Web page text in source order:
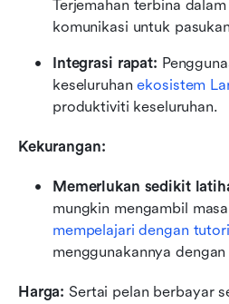
Terjemahan terbina
komunikasi untuk
Integrasi rapat:
keseluruhan ekosistem
produktiviti keseluruhan.
Kekurangan:
Memerlukan sedikit
mempelajari dengan
menggunakannya
Harga: Sertai pelan berbayar